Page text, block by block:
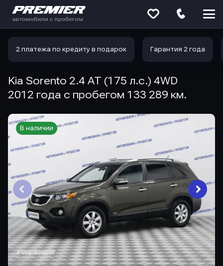
2 платежа по кредиту в подарок Гарантия 2 года
Kia Sorento 2.4 AT (175 л.с.) 4WD
2012 года с пробегом 133 289 км.
В наличии